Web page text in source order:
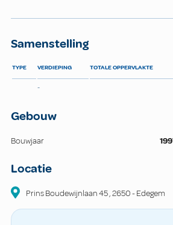
Samenstelling
TYPE VERDIEPING TOTALE OPPERVLAKTE
-
Gebouw
Bouwjaar
Locatie
Prins Boudewijnlaan45,2650-Edegem